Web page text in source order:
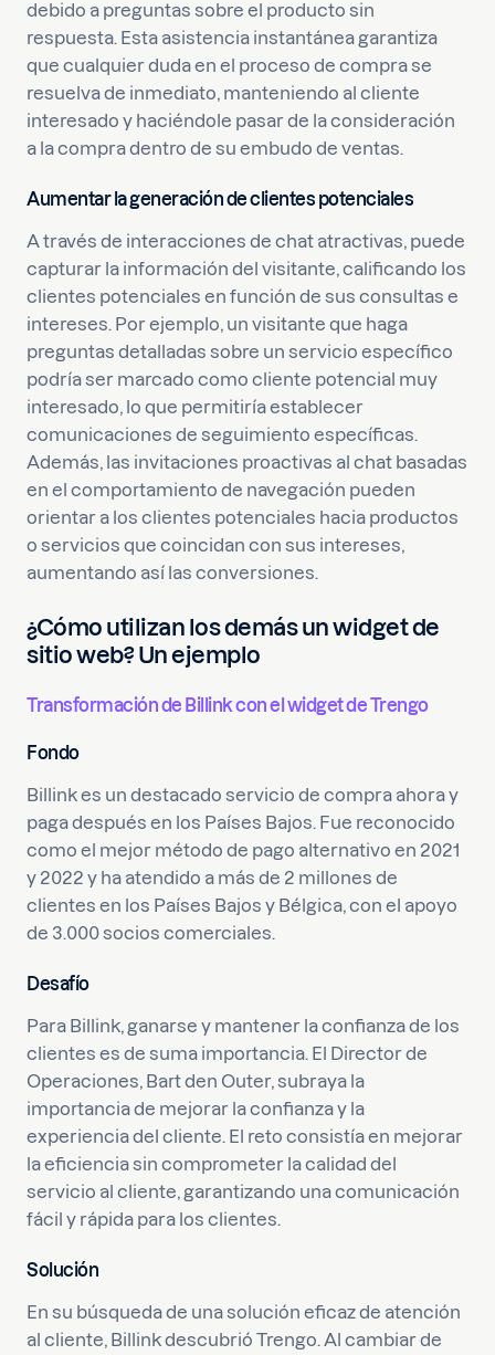
debido a preguntas sobre el producto sin
respuesta. Esta asistencia instantánea garantiza
que cualquier duda en el proceso de compra se
resuelva de inmediato, manteniendo al cliente
interesado y haciéndole pasar de la consideración
a la compra dentro de su embudo de ventas.
Aumentar la generación de clientes potenciales
A través de interacciones de chat atractivas, puede
capturar la información del visitante, calificando los
clientes potenciales en función de sus consultas e
intereses. Por ejemplo, un visitante que haga
preguntas detalladas sobre un servicio específico
podría ser marcado como cliente potencial muy
interesado, lo que permitiría establecer
comunicaciones de seguimiento específicas.
Además, las invitaciones proactivas al chat basadas
en el comportamiento de navegación pueden
orientar a los clientes potenciales hacia productos
o servicios que coincidan con sus intereses,
aumentando así las conversiones.
¿Cómo utilizan los demás un widget de
sitio web? Un ejemplo
Transformación de Billink con el widget de Trengo
Fondo
Billink es un destacado servicio de compra ahora y
paga después en los Países Bajos. Fue reconocido
como el mejor método de pago alternativo en 2021
y 2022 y ha atendido a más de 2 millones de
clientes en los Países Bajos y Bélgica, con el apoyo
de 3.000 socios comerciales.
Desafío
Para Billink, ganarse y mantener la confianza de los
clientes es de suma importancia. El Director de
Operaciones, Bart den Outer, subraya la
importancia de mejorar la confianza y la
experiencia del cliente. El reto consistía en mejorar
la eficiencia sin comprometer la calidad del
servicio al cliente, garantizando una comunicación
fácil y rápida para los clientes.
Solución
En su búsqueda de una solución eficaz de atención
al cliente, Billink descubrió Trengo. Al cambiar de